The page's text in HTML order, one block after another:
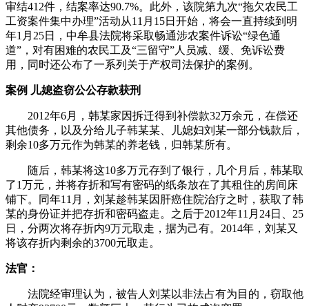
审结412件，结案率达90.7%。此外，该院第九次“拖欠农民工
工资案件集中办理”活动从11月15日开始，将会一直持续到明
年1月25日，中牟县法院将采取畅通涉农案件诉讼“绿色通
道”，对有困难的农民工及“三留守”人员减、缓、免诉讼费
用，同时还公布了一系列关于产权司法保护的案例。
案例 儿媳盗窃公公存款获刑
2012年6月，韩某家因拆迁得到补偿款32万余元，在偿还
其他债务，以及分给儿子韩某某、儿媳妇刘某一部分钱款后，
剩余10多万元作为韩某的养老钱，归韩某所有。
随后，韩某将这10多万元存到了银行，几个月后，韩某取
了1万元，并将存折和写有密码的纸条放在了其租住的房间床
铺下。同年11月，刘某趁韩某因肝癌住院治疗之时，获取了韩
某的身份证并把存折和密码盗走。之后于2012年11月24日、25
日，分两次将存折内9万元取走，据为己有。2014年，刘某又
将该存折内剩余的3700元取走。
法官：
法院经审理认为，被告人刘某以非法占有为目的，窃取他